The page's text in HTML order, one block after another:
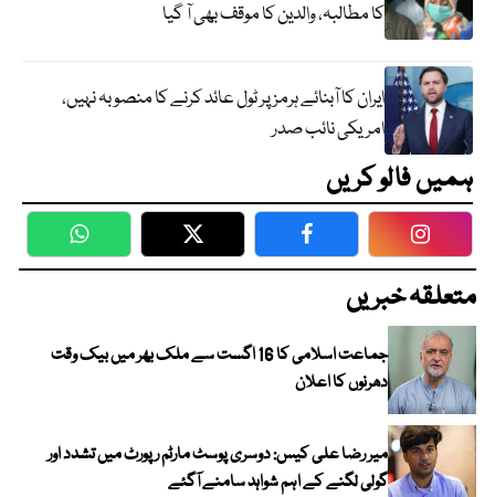
کا مطالبہ، والدین کا موقف بھی آ گیا
ایران کا آبنائے ہرمز پر ٹول عائد کرنے کا منصوبہ نہیں،
امریکی نائب صدر
ہمیں فالو کریں
WhatsApp Twitter Facebook
متعلقہ خبریں
جماعت اسلامی کا 16 اگست سے ملک بھر میں بیک وقت
دھرنوں کا اعلان
میر رضا علی کیس: دوسری پوسٹ مارٹم رپورٹ میں تشدد اور
گولی لگنے کے اہم شواہد سامنے آگئے